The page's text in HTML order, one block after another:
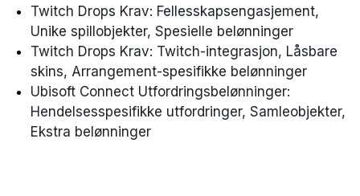
Twitch Drops Krav: Fellesskapsengasjement,
Unike spillobjekter, Spesielle belønninger
Twitch Drops Krav: Twitch-integrasjon, Låsbare
skins, Arrangement-spesifikke belønninger
Ubisoft Connect Utfordringsbelønninger:
Hendelsesspesifikke utfordringer, Samleobjekter,
Ekstra belønninger